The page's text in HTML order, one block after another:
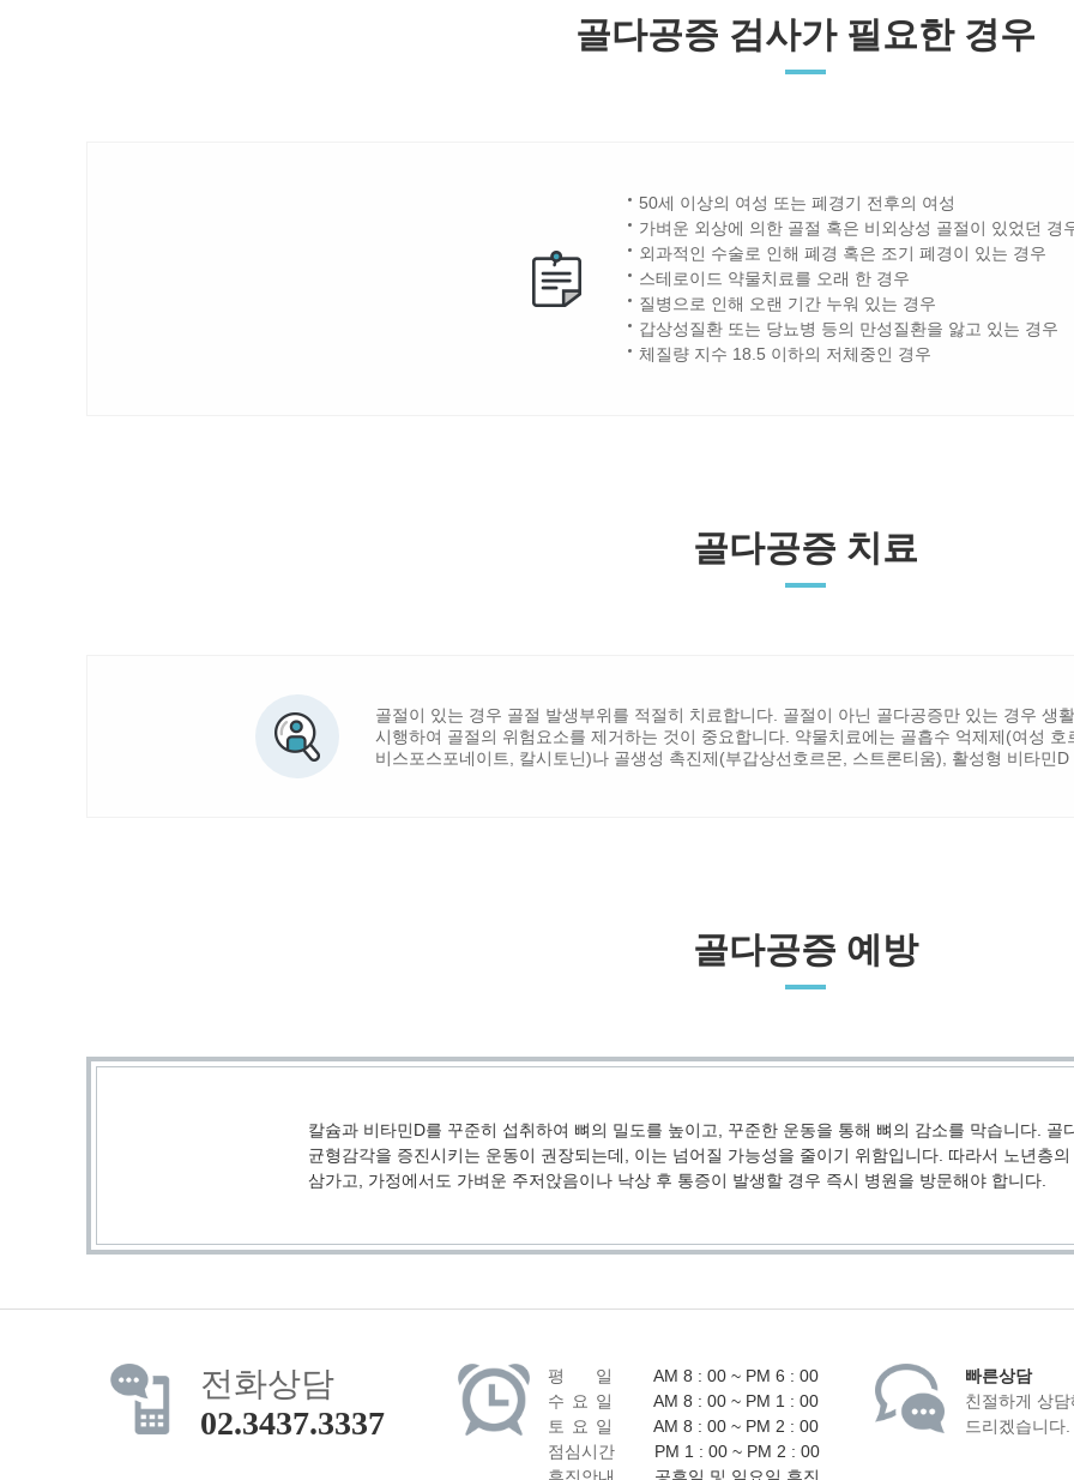
골다공증 검사가 필요한 경우
50세 이상의 여성 또는 폐경기 전후의 여성
가벼운 외상에 의한 골절 혹은 비외상성 골절이 있었던 경
외과적인 수술로 인해 폐경 혹은 조기 폐경이 있는 경우
스테로이드 약물치료를 오래 한 경우
질병으로 인해 오랜 기간 누워 있는 경우
갑상성질환 또는 당뇨병 등의 만성질환을 앓고 있는 경우
체질량 지수 18.5 이하의 저체중인 경우
골다공증 치료
골절이 있는 경우 골절 발생부위를 적절히 치료합니다. 골절이 아닌 골다공증만 있는 경우 생
시행하여 골절의 위험요소를 제거하는 것이 중요합니다. 약물치료에는 골흡수 억제제(여성
비스포스포네이트, 칼시토닌)나 골생성 촉진제(부갑상선호르몬, 스트론티움), 활성형 비타민
골다공증 예방
칼슘과 비타민D를 꾸준히 섭취하여 뼈의 밀도를 높이고, 꾸준한 운동을 통해 뼈의 감소를 막습니다. 골
균형감각을 증진시키는 운동이 권장되는데, 이는 넘어질 가능성을 줄이기 위함입니다. 따라서 노년층
삼가고, 가정에서도 가벼운 주저앉음이나 낙상 후 통증이 발생할 경우 즉시 병원을 방문해야 합니다.
전화상담
02.3437.3337
평 일
AM 8 : 00 ~ PM 6 : 00
수 요 일
AM 8 : 00 ~ PM 1 : 00
토 요 일
AM 8 : 00 ~ PM 2 : 00
점심시간
PM 1 : 00 ~ PM 2 : 00
빠른상담
친절하게 상담
드리겠습니다.